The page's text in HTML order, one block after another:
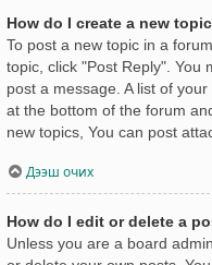
How do I create a new
To post a new topic in a
topic, click "Post Reply". You
post a message. A list of
at the bottom of the forum
new topics, You can post
Дээш очих
How do I edit or delete a
Unless you are a board